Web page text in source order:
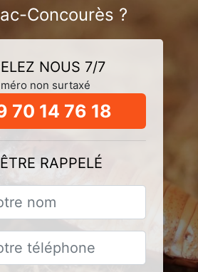
Concourès ?
NOUS 7/7
non surtaxé
70 14 76 18
RAPPELÉ